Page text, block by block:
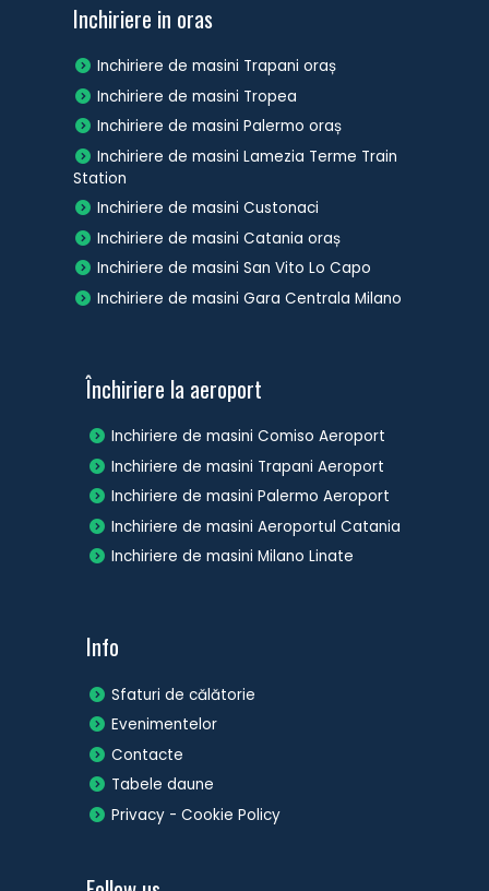
Inchiriere in oras
Inchiriere de masini Trapani oraș
Inchiriere de masini Tropea
Inchiriere de masini Palermo oraș
Inchiriere de masini Lamezia Terme Train
Station
Inchiriere de masini Custonaci
Inchiriere de masini Catania oraș
Inchiriere de masini San Vito Lo Capo
Inchiriere de masini Gara Centrala Milano
Închiriere la aeroport
Inchiriere de masini Comiso Aeroport
Inchiriere de masini Trapani Aeroport
Inchiriere de masini Palermo Aeroport
Inchiriere de masini Aeroportul Catania
Inchiriere de masini Milano Linate
Info
Sfaturi de călătorie
Evenimentelor
Contacte
Tabele daune
Privacy - Cookie Policy